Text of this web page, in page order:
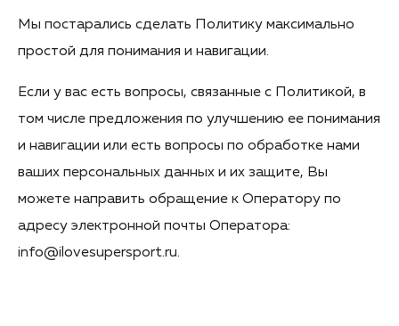
Мы постарались сделать Политику максимально
простой для понимания и навигации.
Если у вас есть вопросы, связанные с Политикой, в
том числе предложения по улучшению ее понимания
и навигации или есть вопросы по обработке нами
ваших персональных данных и их защите, Вы
можете направить обращение к Оператору по
адресу электронной почты Оператора:
info@ilovesupersport.ru.